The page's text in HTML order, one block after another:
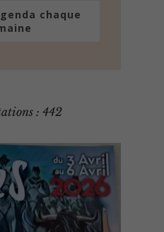
chaque
: 442